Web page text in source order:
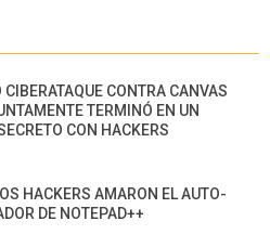
CIBERATAQUE CONTRA CANVAS
TERMINÓ EN UN
CON HACKERS
HACKERS AMARON EL AUTO-
DE NOTEPAD++